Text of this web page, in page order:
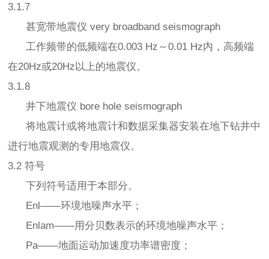
3.1.7
甚宽带地震仪 very broadband seismograph
工作频带的低频端在0.003 Hz～0.01 Hz内，高频端
在20Hz或20Hz以上的地震仪。
3.1.8
井下地震仪 bore hole seismograph
将地震计或将地震计和数据采集器安装在地下钻井中
进行地震观测的专用地震仪。
3.2 符号
下列符号适用于本部分。
Enl——环境地噪声水平；
Enlam——用分贝数表示的环境地噪声水平；
Pa——地面运动加速度功率谱密度；